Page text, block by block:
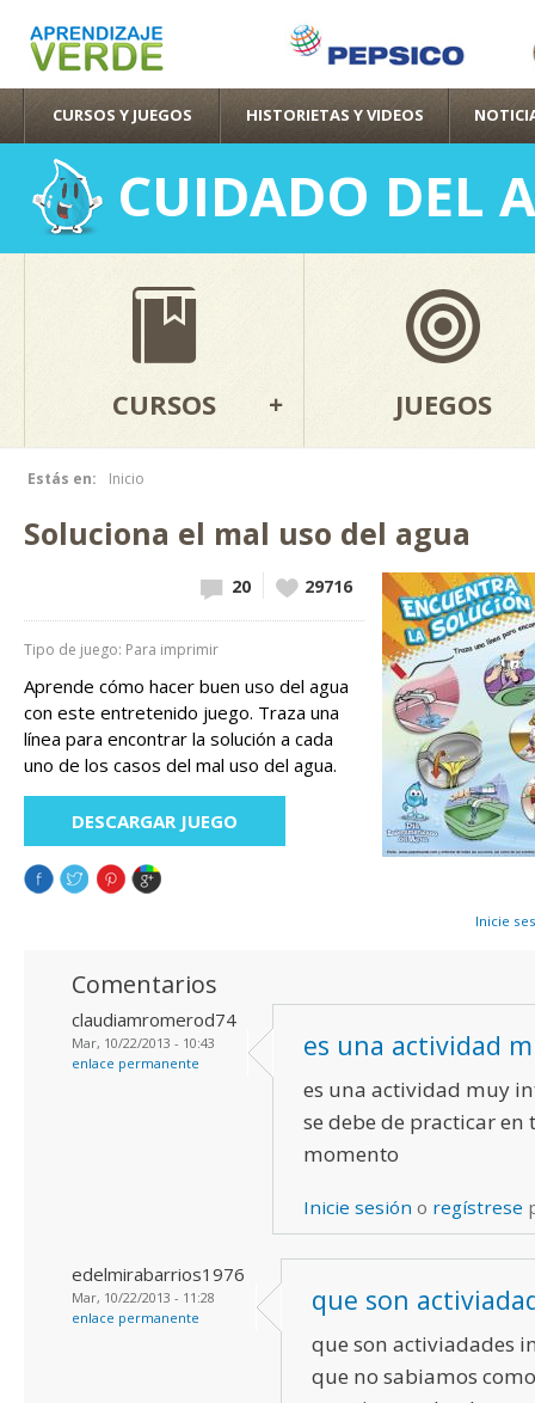
CURSOS Y JUEGOS HISTORIETAS Y VIDEOS
CUIDADO DEL
CURSOS JUEGOS
Estás en:
Se encuentra usted aquí
Inicio
Soluciona el mal uso del agua
29716
Vote up!
20
Tipo de juego: Para imprimir
Aprende cómo hacer buen uso del agua
con este entretenido juego. Traza una
línea para encontrar la solución a cada
uno de los casos del mal uso del agua.
DESCARGAR JUEGO
Inicie
Comentarios
claudiamromerod74
Mar, 10/22/2013 - 10:43
enlace permanente
es una actividad
es una actividad muy
se debe de practicar en
momento
Inicie sesión o regístrese
edelmirabarrios1976
Mar, 10/22/2013 - 11:28
enlace permanente
que son
que son activiadades
que no sabiamos